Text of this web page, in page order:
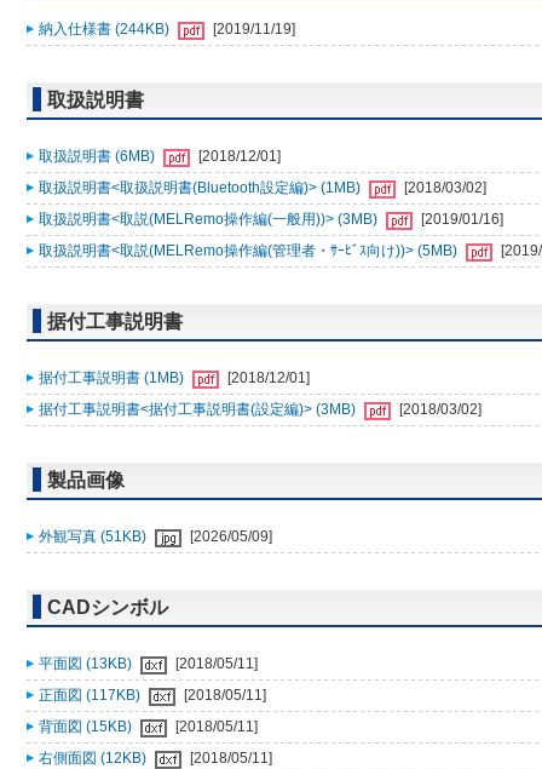
納入仕様書 (244KB) [2019/11/19]
取扱説明書
取扱説明書 (6MB)
[2018/12/01]
取扱説明書<取扱説明書(Bluetooth設定編)> (1MB)
[2018/03/02]
取扱説明書<取説(MELRemo操作編(一般用))> (3MB)
[2019/01/16]
取扱説明書<取説(MELRemo操作編(管理者・ｻｰﾋﾞｽ向け))> (5MB)
据付工事説明書
据付工事説明書 (1MB)
[2018/12/01]
据付工事説明書<据付工事説明書(設定編)> (3MB)
[2018/03/02]
製品画像
外観写真 (51KB) [2026/05/09]
CADシンボル
平面図 (13KB)
[2018/05/11]
正面図 (117KB)
[2018/05/11]
背面図 (15KB)
[2018/05/11]
右側面図 (12KB)
[2018/05/11]